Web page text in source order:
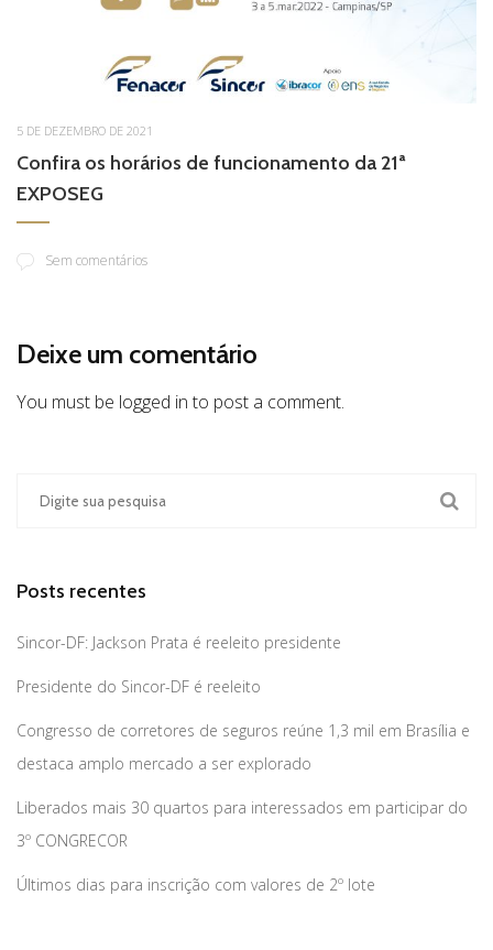
5 DE DEZEMBRO DE 2021
Confira os horários de funcionamento da 21ª
EXPOSEG
Sem comentários
Deixe um comentário
You must be logged in to post a comment.
Posts recentes
Sincor-DF: Jackson Prata é reeleito presidente
Presidente do Sincor-DF é reeleito
Congresso de corretores de seguros reúne 1,3 mil em Brasília e
destaca amplo mercado a ser explorado
Liberados mais 30 quartos para interessados em participar do
3º CONGRECOR
Últimos dias para inscrição com valores de 2º lote